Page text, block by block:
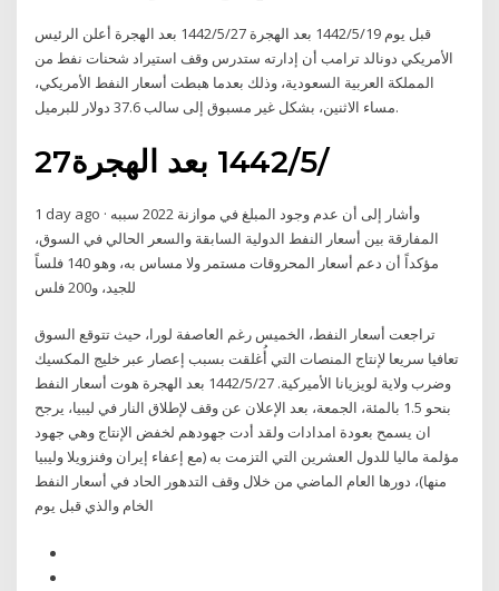
قبل يوم 19‏‏/5‏‏/1442 بعد الهجرة 27‏‏/5‏‏/1442 بعد الهجرة أعلن الرئيس
الأمريكي دونالد ترامب أن إدارته ستدرس وقف استيراد شحنات نفط من
المملكة العربية السعودية، وذلك بعدما هبطت أسعار النفط الأمريكي،
مساء الاثنين، بشكل غير مسبوق إلى سالب 37.6 دولار للبرميل.
27‏‏/5‏‏/1442 بعد الهجرة
1 day ago · وأشار إلى أن عدم وجود المبلغ في موازنة 2022 سببه
المفارقة بين أسعار النفط الدولية السابقة والسعر الحالي في السوق،
مؤكداً أن دعم أسعار المحروقات مستمر ولا مساس به، وهو 140 فلساً
للجيد، و200 فلس
تراجعت أسعار النفط، الخميس رغم العاصفة لورا، حيث تتوقع السوق
تعافيا سريعا لإنتاج المنصات التي أُغلقت بسبب إعصار عبر خليج المكسيك
وضرب ولاية لويزيانا الأميركية. 27‏‏/5‏‏/1442 بعد الهجرة هوت أسعار النفط
بنحو 1.5 بالمئة، الجمعة، بعد الإعلان عن وقف لإطلاق النار في ليبيا، يرجح
ان يسمح بعودة امدادات ولقد أدت جهودهم لخفض الإنتاج وهي جهود
مؤلمة ماليا للدول العشرين التي التزمت به (مع إعفاء إيران وفنزويلا وليبيا
منها)، دورها العام الماضي من خلال وقف التدهور الحاد في أسعار النفط
الخام والذي قبل يوم